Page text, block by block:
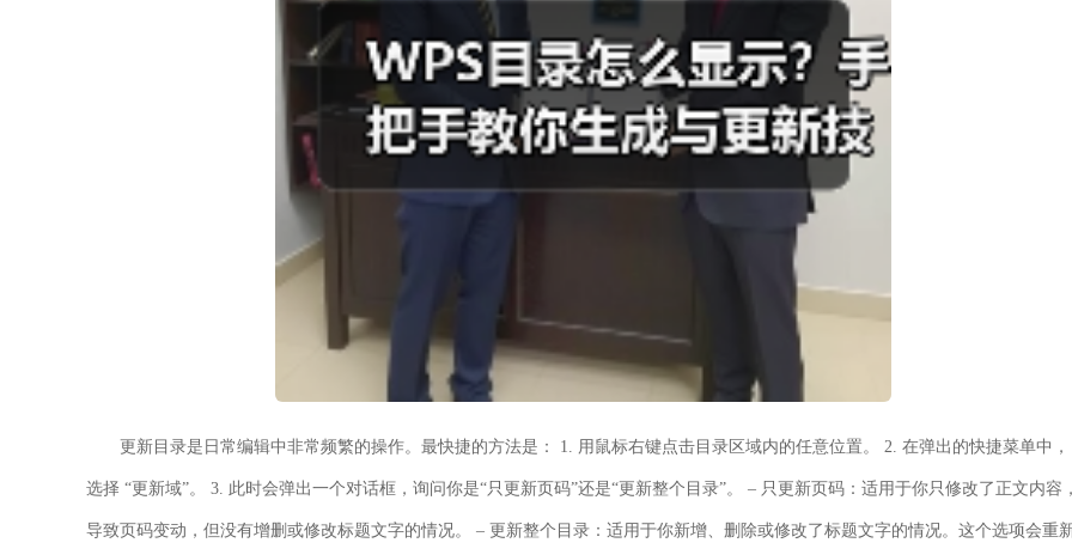
更新目录是日常编辑中非常频繁的操作。最快捷的方法是： 1. 用鼠标右键点击目录区域内的任意位置。 2. 在弹出的快捷菜单中，
选择 “更新域”。 3. 此时会弹出一个对话框，询问你是“只更新页码”还是“更新整个目录”。 – 只更新页码 ：适用于你只修改了正文内容，
导致页码变动，但没有增删或修改标题文字的情况。 – 更新整个目录 ：适用于你新增、删除或修改了标题文字的情况。这个选项会重